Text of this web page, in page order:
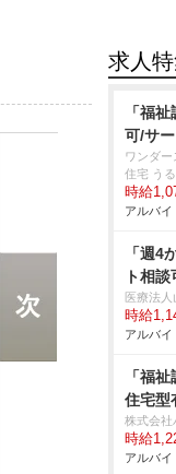
求人
「福
可/サ
ワンダ
住宅 う
時給
アルバイ
「週4
ト相
医療法人
時給
アルバ
「福
住宅型
株式会社
時給
アルバ